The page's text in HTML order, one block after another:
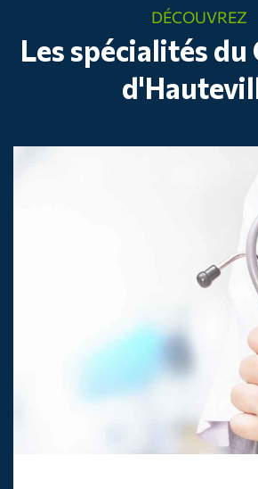
DÉCOUVREZ
Les spécialités du